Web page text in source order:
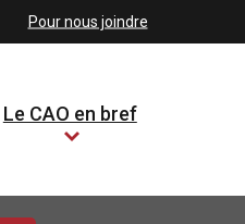
Pour nous joindre
Le CAO en bref